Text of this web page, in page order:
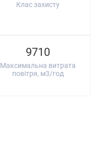
Клас захисту
9710
Максимальна витрата
повітря, м3/год